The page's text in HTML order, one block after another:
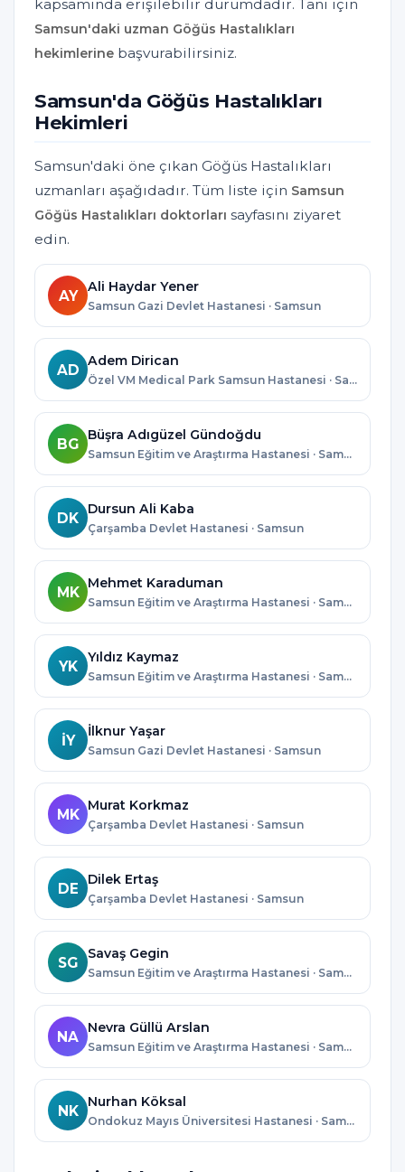
kapsamında erişilebilir durumdadır. Tanı için
Samsun'daki uzman Göğüs Hastalıkları
hekimlerine başvurabilirsiniz.
Samsun'da Göğüs Hastalıkları
Hekimleri
Samsun'daki öne çıkan Göğüs Hastalıkları
uzmanları aşağıdadır. Tüm liste için Samsun
Göğüs Hastalıkları doktorları sayfasını ziyaret
edin.
AY
Ali Haydar Yener
Samsun Gazi Devlet Hastanesi · Samsun
AD
Adem Dirican
Özel VM Medical Park Samsun Hastanesi · Samsun
BG
Büşra Adıgüzel Gündoğdu
Samsun Eğitim ve Araştırma Hastanesi · Samsun
DK
Dursun Ali Kaba
Çarşamba Devlet Hastanesi · Samsun
MK
Mehmet Karaduman
Samsun Eğitim ve Araştırma Hastanesi · Samsun
YK
Yıldız Kaymaz
Samsun Eğitim ve Araştırma Hastanesi · Samsun
İY
İlknur Yaşar
Samsun Gazi Devlet Hastanesi · Samsun
MK
Murat Korkmaz
Çarşamba Devlet Hastanesi · Samsun
DE
Dilek Ertaş
Çarşamba Devlet Hastanesi · Samsun
SG
Savaş Gegin
Samsun Eğitim ve Araştırma Hastanesi · Samsun
NA
Nevra Güllü Arslan
Samsun Eğitim ve Araştırma Hastanesi · Samsun
NK
Nurhan Köksal
Ondokuz Mayıs Üniversitesi Hastanesi · Samsun